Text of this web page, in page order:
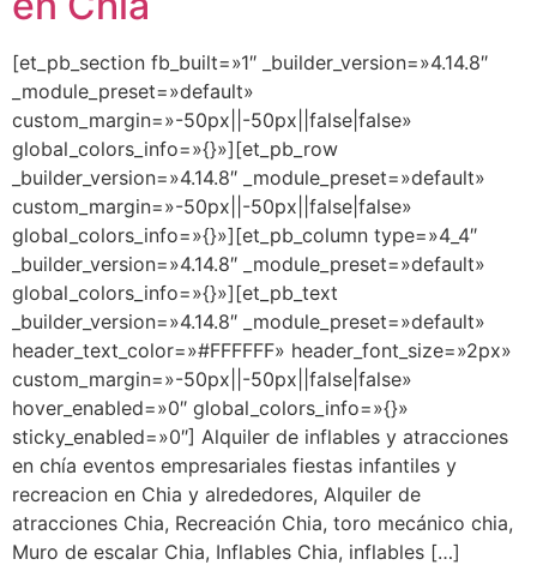
[et_pb_section fb_built=»1″ _builder_version=»4.14.8″
_module_preset=»default»
custom_margin=»-50px||-50px||false|false»
global_colors_info=»{}»][et_pb_row
_builder_version=»4.14.8″ _module_preset=»default»
custom_margin=»-50px||-50px||false|false»
global_colors_info=»{}»][et_pb_column type=»4_4″
_builder_version=»4.14.8″ _module_preset=»default»
global_colors_info=»{}»][et_pb_text
_builder_version=»4.14.8″ _module_preset=»default»
header_text_color=»#FFFFFF» header_font_size=»2px»
custom_margin=»-50px||-50px||false|false»
hover_enabled=»0″ global_colors_info=»{}»
sticky_enabled=»0″] Alquiler de inflables y atracciones
en chía eventos empresariales fiestas infantiles y
recreacion en Chia y alrededores, Alquiler de
atracciones Chia, Recreación Chia, toro mecánico chia,
Muro de escalar Chia, Inflables Chia, inflables […]